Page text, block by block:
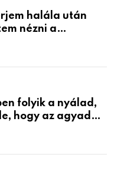
halála után
nézni a
folyik a nyálad,
hogy az agyad…